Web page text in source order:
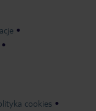
cookies